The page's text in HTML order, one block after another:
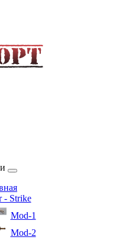
- Strike
Mod-1
Mod-2